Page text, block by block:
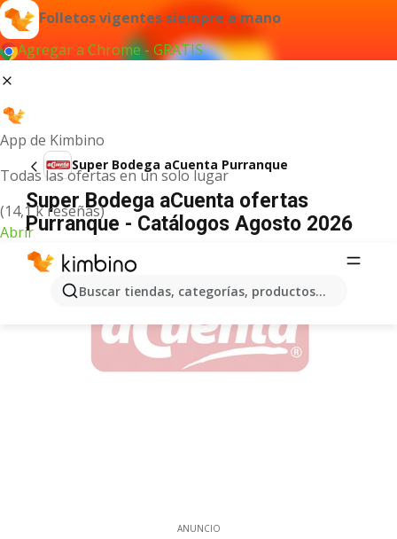
Folletos vigentes siempre a mano
Agregar a Chrome - GRATIS
App de Kimbino
Todas las ofertas en un solo lugar
(14,1 k reseñas)
Abrir
Buscar tiendas, categorías, productos...
Super Bodega aCuenta Purranque
Super Bodega aCuenta ofertas
Purranque - Catálogos Agosto 2026
ANUNCIO